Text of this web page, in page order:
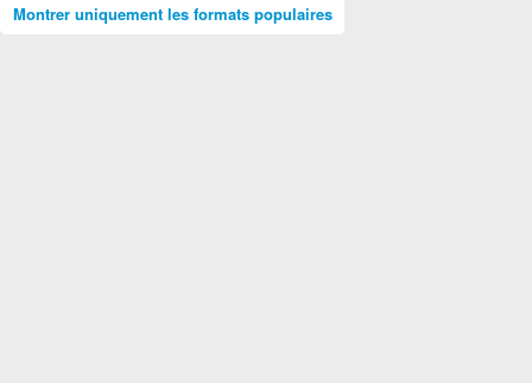
Montrer uniquement les formats populaires